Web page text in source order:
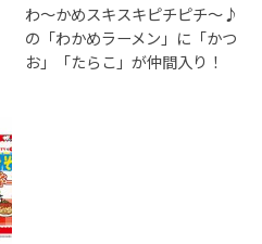
わ〜かめスキスキピチピチ〜♪
の「わかめラーメン」に「かつ
お」「たらこ」が仲間入り！